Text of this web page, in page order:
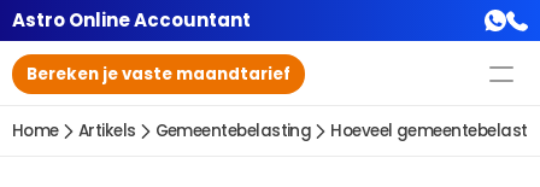
Astro Online Accountant
Bereken je vaste maandtarief
Home Artikels Gemeentebelasting Hoeveel